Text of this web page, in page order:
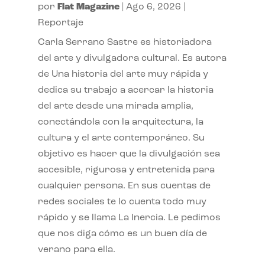
por Flat Magazine| Ago 6, 2026
Reportaje
Carla Serrano Sastre es historiadora
del arte y divulgadora cultural. Es autora
de Una historia del arte muy rápida y
dedica su trabajo a acercar la historia
del arte desde una mirada amplia,
conectándola con la arquitectura, la
cultura y el arte contemporáneo. Su
objetivo es hacer que la divulgación sea
accesible, rigurosa y entretenida para
cualquier persona. En sus cuentas de
redes sociales te lo cuenta todo muy
rápido y se llama La Inercia. Le pedimos
que nos diga cómo es un buen día de
verano para ella.